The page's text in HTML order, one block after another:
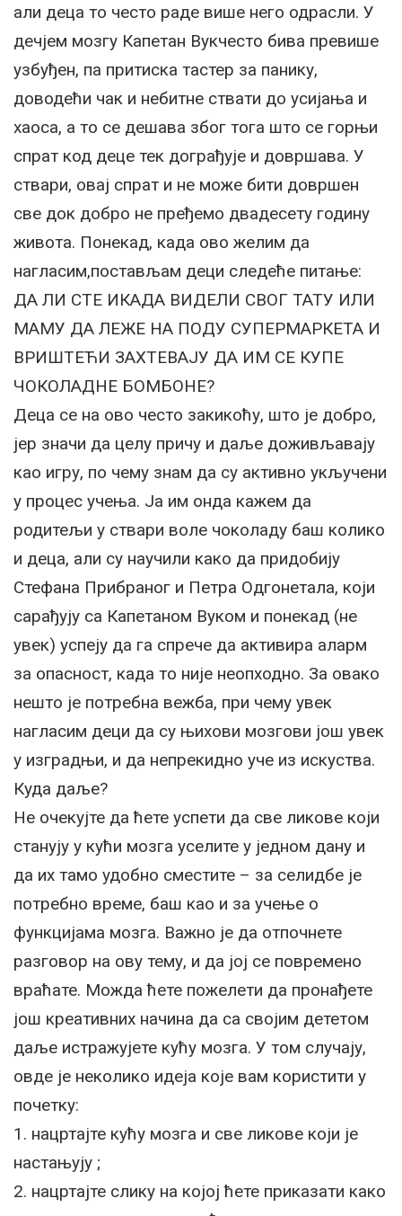
али деца то често раде више него одрасли. У
дечјем мозгу Капетан Вукчесто бива превише
узбуђен, па притиска тастер за панику,
доводећи чак и небитне ствати до усијања и
хаоса, а то се дешава због тога што се горњи
спрат код деце тек дограђује и довршава. У
ствари, овај спрат и не може бити довршен
све док добро не пређемо двадесету годину
живота. Понекад, када ово желим да
нагласим,постављам деци следеће питање:
ДА ЛИ СТЕ ИКАДА ВИДЕЛИ СВОГ ТАТУ ИЛИ
МАМУ ДА ЛЕЖЕ НА ПОДУ СУПЕРМАРКЕТА И
ВРИШТЕЋИ ЗАХТЕВАЈУ ДА ИМ СЕ КУПЕ
ЧОКОЛАДНЕ БОМБОНЕ?
Деца се на ово често закикоћу, што је добро,
јер значи да целу причу и даље доживљавају
као игру, по чему знам да су активно укључени
у процес учења. Ја им онда кажем да
родитељи у ствари воле чоколаду баш колико
и деца, али су научили како да придобију
Стефана Прибраног и Петра Одгонетала, који
сарађују са Капетаном Вуком и понекад (не
увек) успеју да га спрече да активира аларм
за опасност, када то није неопходно. За овако
нешто је потребна вежба, при чему увек
нагласим деци да су њихови мозгови још увек
у изградњи, и да непрекидно уче из искуства.
Куда даље?
Не очекујте да ћете успети да све ликове који
станују у кући мозга уселите у једном дану и
да их тамо удобно сместите – за селидбе је
потребно време, баш као и за учење о
функцијама мозга. Важно је да отпочнете
разговор на ову тему, и да јој се повремено
враћате. Можда ћете пожелети да пронађете
још креативних начина да са својим дететом
даље истражујете кућу мозга. У том случају,
овде је неколико идеја које вам користити у
почетку:
1. нацртајте кућу мозга и све ликове који је
настањују ;
2. нацртајте слику на којој ћете приказати како